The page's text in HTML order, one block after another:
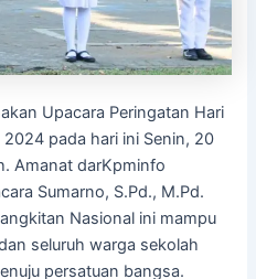
Upacara Peringatan Hari
pada hari ini Senin, 20
Amanat darKpminfo
Sumarno, S.Pd., M.Pd.
Nasional ini mampu
seluruh warga sekolah
persatuan bangsa.